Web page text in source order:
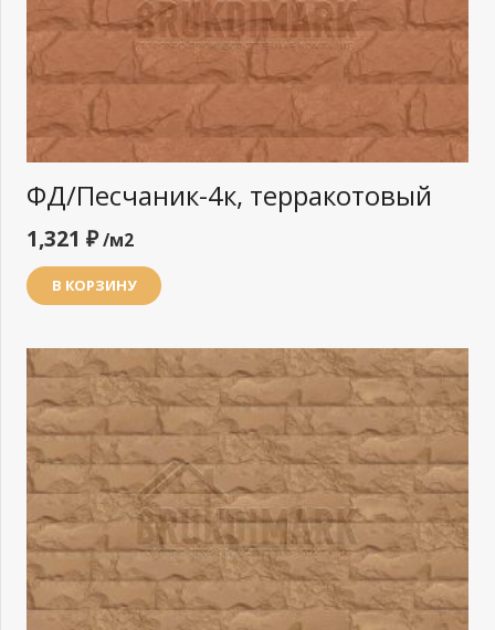
ФД/Песчаник-4к, терракотовый
1,321 ₽/м2
В КОРЗИНУ